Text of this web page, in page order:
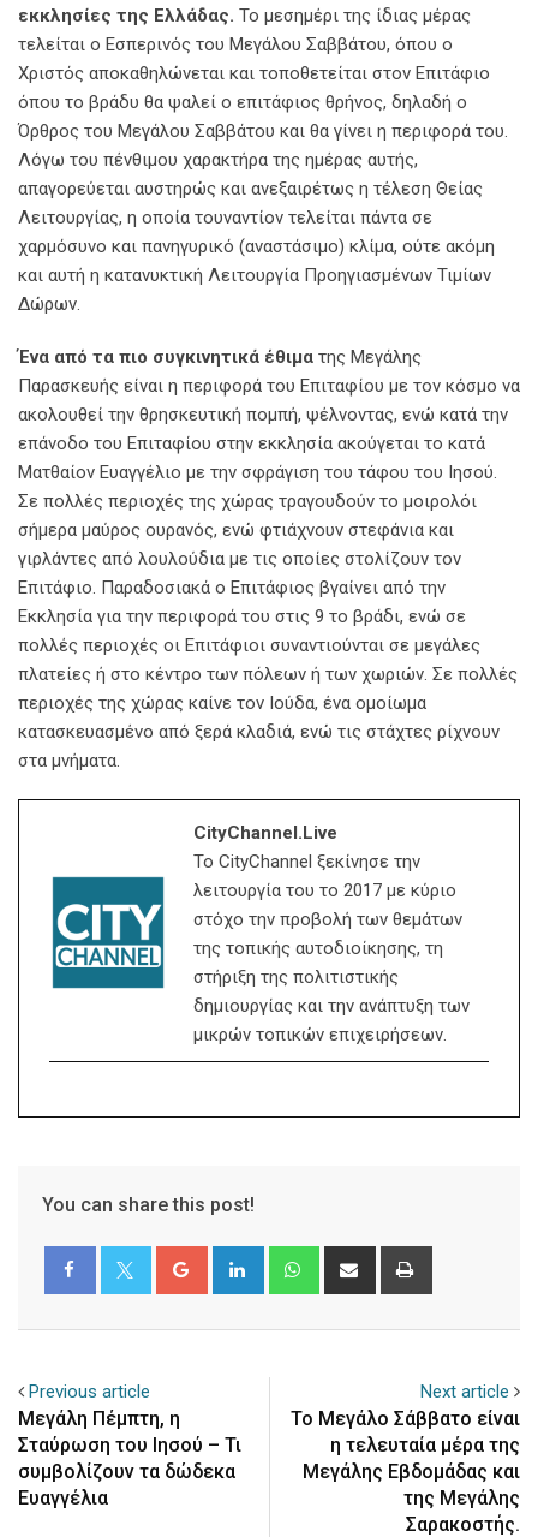
εκκλησίες της Ελλάδας. Το μεσημέρι της ίδιας μέρας
τελείται ο Εσπερινός του Μεγάλου Σαββάτου, όπου ο
Χριστός αποκαθηλώνεται και τοποθετείται στον Επιτάφιο
όπου το βράδυ θα ψαλεί ο επιτάφιος θρήνος, δηλαδή ο
Όρθρος του Μεγάλου Σαββάτου και θα γίνει η περιφορά του.
Λόγω του πένθιμου χαρακτήρα της ημέρας αυτής,
απαγορεύεται αυστηρώς και ανεξαιρέτως η τέλεση Θείας
Λειτουργίας, η οποία τουναντίον τελείται πάντα σε
χαρμόσυνο και πανηγυρικό (αναστάσιμο) κλίμα, ούτε ακόμη
και αυτή η κατανυκτική Λειτουργία Προηγιασμένων Τιμίων
Δώρων.
Ένα από τα πιο συγκινητικά έθιμα της Μεγάλης
Παρασκευής είναι η περιφορά του Επιταφίου με τον κόσμο να
ακολουθεί την θρησκευτική πομπή, ψέλνοντας, ενώ κατά την
επάνοδο του Επιταφίου στην εκκλησία ακούγεται το κατά
Ματθαίον Ευαγγέλιο με την σφράγιση του τάφου του Ιησού.
Σε πολλές περιοχές της χώρας τραγουδούν το μοιρολόι
σήμερα μαύρος ουρανός, ενώ φτιάχνουν στεφάνια και
γιρλάντες από λουλούδια με τις οποίες στολίζουν τον
Επιτάφιο. Παραδοσιακά ο Επιτάφιος βγαίνει από την
Εκκλησία για την περιφορά του στις 9 το βράδι, ενώ σε
πολλές περιοχές οι Επιτάφιοι συναντιούνται σε μεγάλες
πλατείες ή στο κέντρο των πόλεων ή των χωριών. Σε πολλές
περιοχές της χώρας καίνε τον Ιούδα, ένα ομοίωμα
κατασκευασμένο από ξερά κλαδιά, ενώ τις στάχτες ρίχνουν
στα μνήματα.
CityChannel.live
Το CityChannel ξεκίνησε την
λειτουργία του το 2017 με κύριο
στόχο την προβολή των θεμάτων
της τοπικής αυτοδιοίκησης, τη
στήριξη της πολιτιστικής
δημιουργίας και την ανάπτυξη των
μικρών τοπικών επιχειρήσεων.
You can share this post!
Google+ LinkedIn WhatsappShare
Previous article
Μεγάλη Πέμπτη, η
Σταύρωση του Ιησού – Τι
συμβολίζουν τα δώδεκα
Ευαγγέλια
Next article
Το Μεγάλο Σάββατο είναι
η τελευταία μέρα της
Μεγάλης Εβδομάδας και
της Μεγάλης
Σαρακοστής.